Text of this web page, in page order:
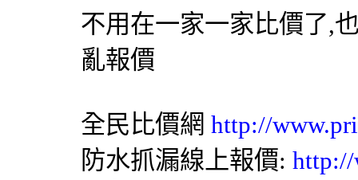
不用在一家一家比價了,
亂報價
全民比價網 http://
防水抓漏線上報價: http://